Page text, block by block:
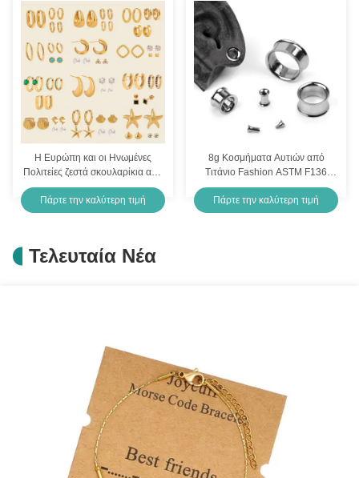
βραχιόλι από τιτάνιο, ατσάλινο
κόσμημα χειρός, διασυνοριακό
βραχιόλι
Η Ευρώπη και οι Ηνωμένες
Πολιτείες ζεστά σκουλαρίκια από
ανοξείδωτο χάλυβα από ζιρκόνια
Πάρτε την καλύτερη τιμή
8g Κοσμήματα Αυτιών από
Τιτάνιο Fashion ASTM F136
Εσωτερικά Σπειρωματικό Eyelet
Πάρτε την καλύτερη τιμή
Τελευταία Νέα